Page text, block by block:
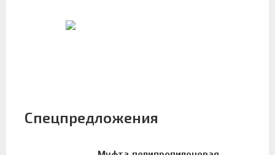
Спецпредложения